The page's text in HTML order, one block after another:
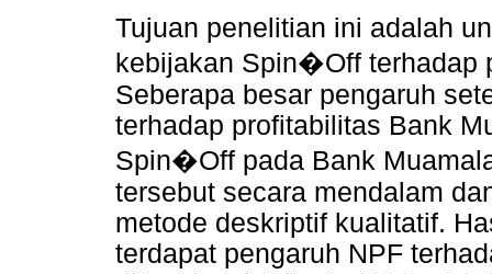
Tujuan penelitian ini adalah
kebijakan Spin�Off terhadap
Seberapa besar pengaruh
terhadap profitabilitas Bank
Spin�Off pada Bank
tersebut secara mendalam
metode deskriptif kualitatif.
terdapat pengaruh NPF